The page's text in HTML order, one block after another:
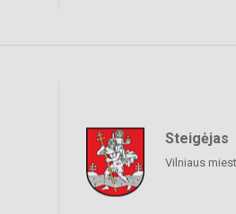
Steigėjas
Vilniaus